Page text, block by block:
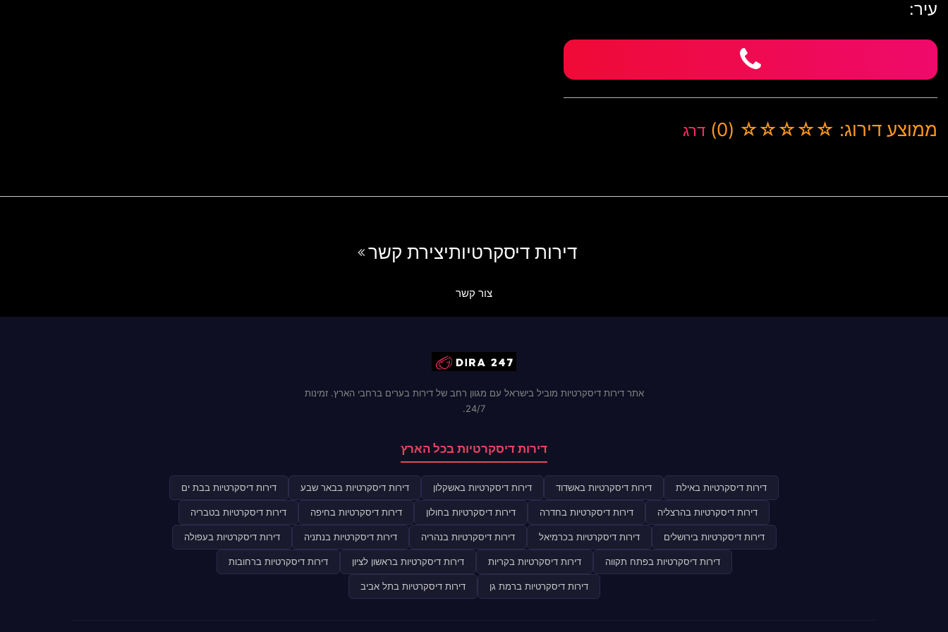
עיר:
ממוצע דירוג: ☆☆☆☆☆ (0) דרג
דירות דיסקרטיותיצירת קשר
צור קשר
אתר דירות דיסקרטיות מוביל בישראל עם מגוון רחב של דירות בערים ברחבי הארץ. זמינות
24/7.
דירות דיסקרטיות בכל הארץ
דירות דיסקרטיות באילת דירות דיסקרטיות באשדוד דירות דיסקרטיות באשקלון דירות דיסקרטיות בבאר שבע דירות דיסקרטיות בבת ים
דירות דיסקרטיות בהרצליה דירות דיסקרטיות בחדרה דירות דיסקרטיות בחולון דירות דיסקרטיות בחיפה דירות דיסקרטיות בטבריה
דירות דיסקרטיות בירושלים דירות דיסקרטיות בכרמיאל דירות דיסקרטיות בנהריה דירות דיסקרטיות בנתניה דירות דיסקרטיות בעפולה
דירות דיסקרטיות בפתח תקווה דירות דיסקרטיות בקריות דירות דיסקרטיות בראשון לציון דירות דיסקרטיות ברחובות
דירות דיסקרטיות ברמת גן דירות דיסקרטיות בתל אביב